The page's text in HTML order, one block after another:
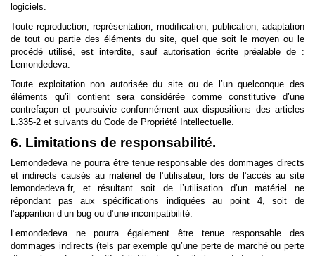
logiciels.
Toute reproduction, représentation, modification, publication, adaptation
de tout ou partie des éléments du site, quel que soit le moyen ou le
procédé utilisé, est interdite, sauf autorisation écrite préalable de :
Lemondedeva.
Toute exploitation non autorisée du site ou de l’un quelconque des
éléments qu’il contient sera considérée comme constitutive d’une
contrefaçon et poursuivie conformément aux dispositions des articles
L.335-2 et suivants du Code de Propriété Intellectuelle.
6. Limitations de responsabilité.
Lemondedeva ne pourra être tenue responsable des dommages directs
et indirects causés au matériel de l’utilisateur, lors de l’accès au site
lemondedeva.fr, et résultant soit de l’utilisation d’un matériel ne
répondant pas aux spécifications indiquées au point 4, soit de
l’apparition d’un bug ou d’une incompatibilité.
Lemondedeva ne pourra également être tenue responsable des
dommages indirects (tels par exemple qu’une perte de marché ou perte